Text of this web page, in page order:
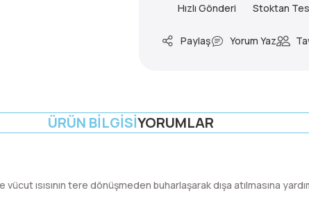
Hızlı Gönderi Stoktan
Paylaş Yorum Yaz
ÜRÜN BILGISIYORUMLAR
ısısının tere dönüşmeden buharlaşarak dışa atılmasına